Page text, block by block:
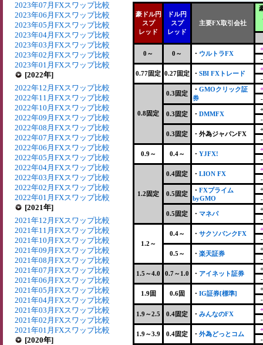
2023年07月FXスワップ比較
2023年06月FXスワップ比較
2023年05月FXスワップ比較
2023年04月FXスワップ比較
2023年03月FXスワップ比較
2023年02月FXスワップ比較
2023年01月FXスワップ比較
[2022年]
2022年12月FXスワップ比較
2022年11月FXスワップ比較
2022年10月FXスワップ比較
2022年09月FXスワップ比較
2022年08月FXスワップ比較
2022年07月FXスワップ比較
2022年06月FXスワップ比較
2022年05月FXスワップ比較
2022年04月FXスワップ比較
2022年03月FXスワップ比較
2022年02月FXスワップ比較
2022年01月FXスワップ比較
[2021年]
2021年12月FXスワップ比較
2021年11月FXスワップ比較
2021年10月FXスワップ比較
2021年09月FXスワップ比較
2021年08月FXスワップ比較
2021年07月FXスワップ比較
2021年06月FXスワップ比較
2021年05月FXスワップ比較
2021年04月FXスワップ比較
2021年03月FXスワップ比較
2021年02月FXスワップ比較
2021年01月FXスワップ比較
[2020年]
豪ドル円
スプ
レッド
ドル円
スプ
レッド
主要FX取引会社
0～ 0～ ・ ウルトラFX
0.77固定 0.27固定 ・ SBI FXトレード
0.8固定
0.3固定
・ GMOクリック証
券
0.3固定 ・ DMMFX
0.3固定 ・ 外為ジャパンFX
0.9～ 0.4～ ・ YJFX!
1.2固定
0.4固定 ・ LION FX
0.5固定 ・ FXプライム
byGMO
0.5固定 ・ マネパ
1.2～
0.4～ ・ サクソバンクFX
0.5～ ・ 楽天証券
1.5～4.0 0.7～1.0 ・ アイネット証券
1.9固 0.6固 ・ IG証券[標準]
1.9～2.5 0.4固定 ・ みんなのFX
1.9～3.9 0.4固定 ・ 外為どっとコム